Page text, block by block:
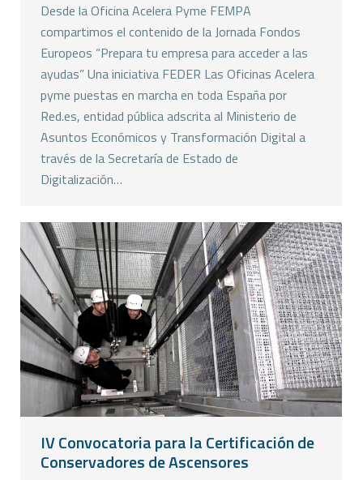
Desde la Oficina Acelera Pyme FEMPA
compartimos el contenido de la Jornada Fondos
Europeos “Prepara tu empresa para acceder a las
ayudas” Una iniciativa FEDER Las Oficinas Acelera
pyme puestas en marcha en toda España por
Red.es, entidad pública adscrita al Ministerio de
Asuntos Económicos y Transformación Digital a
través de la Secretaría de Estado de
Digitalización…
IV Convocatoria para la Certificación de
Conservadores de Ascensores